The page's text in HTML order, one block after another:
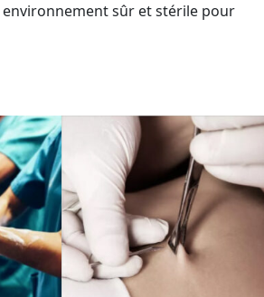
sûr et stérile pour